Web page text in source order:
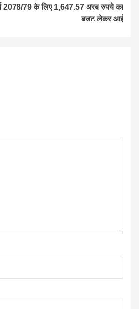
2078/79 के लिए 1,647.57 अरब रुपये का
बजट लेकर आई